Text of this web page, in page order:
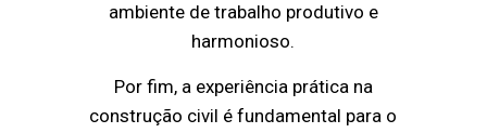
ambiente de trabalho produtivo e
harmonioso.
Por fim, a experiência prática na
construção civil é fundamental para o